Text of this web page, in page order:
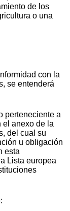
de los
o una
con la
se entenderá
perteneciente a
el anexo de la
del cual su
u obligación
esta
Lista europea